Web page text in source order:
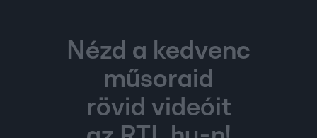
Nézd a kedvenc
műsoraid
rövid videóit